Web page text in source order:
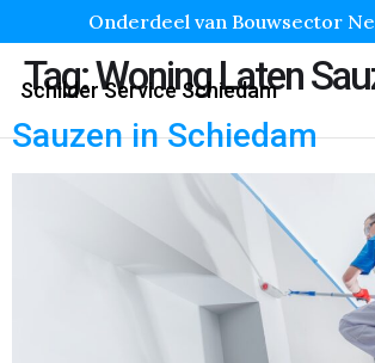
Onderdeel van Bouwsector
Schilder Service Schiedam
Tag:Woning Laten
Sauzen in Schiedam